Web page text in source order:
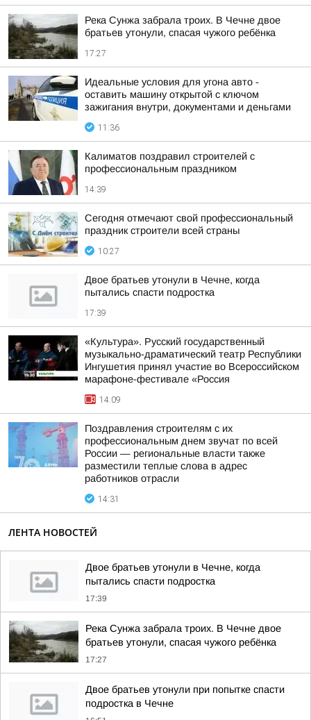
Река Сунжа забрала троих. В Чечне двое
братьев утонули, спасая чужого ребёнка
17:27
Идеальные условия для угона авто -
оставить машину открытой с ключом
зажигания внутри, документами и деньгами
11:36
Калиматов поздравил строителей с
профессиональным праздником
14:39
Сегодня отмечают свой профессиональный
праздник строители всей страны
10:27
Двое братьев утонули в Чечне, когда
пытались спасти подростка
17:39
«Культура». Русский государственный
музыкально-драматический театр Республики
Ингушетия принял участие во Всероссийском
марафоне-фестивале «Россия
14:09
Поздравления строителям с их
профессиональным днем звучат по всей
России — региональные власти также
разместили теплые слова в адрес
работников отрасли
14:31
ЛЕНТА НОВОСТЕЙ
Двое братьев утонули в Чечне, когда
пытались спасти подростка
17:39
Река Сунжа забрала троих. В Чечне двое
братьев утонули, спасая чужого ребёнка
17:27
Двое братьев утонули при попытке спасти
подростка в Чечне